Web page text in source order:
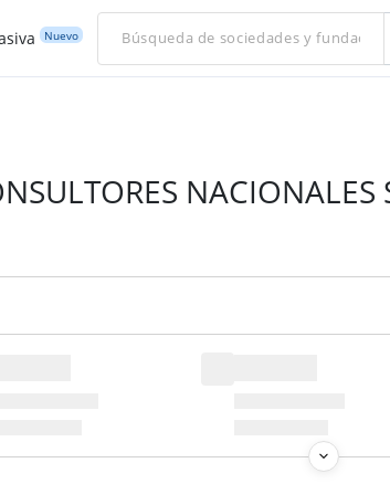
Nuevo
NACIONALES